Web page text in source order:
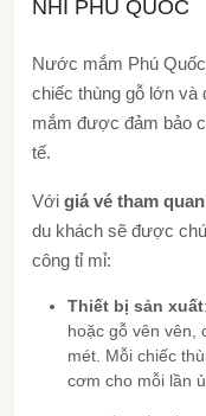
NHĨ PHÚ QUỐC
Nước mắm Phú
chiếc thùng gỗ lớn
mắm được đảm bảo
tế.
Với giá vé tham
du khách sẽ được
công tỉ mỉ:
Thiết bị sản xuất
hoặc gỗ vên vên,
mét. Mỗi chiếc
cơm cho mỗi lần